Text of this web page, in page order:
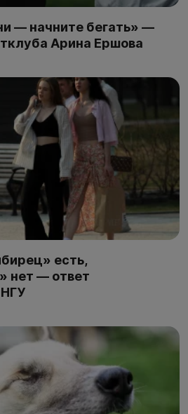
— начните бегать» —
Арина Ершова
есть,
нет — ответ